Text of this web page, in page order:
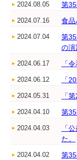
2024.08.05 第
2024.07.16 食品
2024.07.04
第
の演
2024.06.17 「
2024.06.12 「
2024.05.31 「
2024.04.10 第
2024.04.03
「
た。
2024.04.02
第